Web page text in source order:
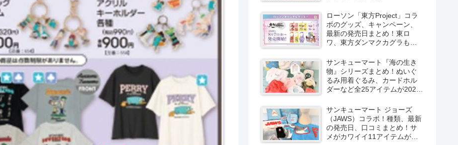
ローソン「東方Project」コラ
ボのグッズ、キャンペーン、
最新の発売日まとめ！東ロ
ワ、東方ダンマクカグラも！
LostWordのプラモ風アクキ
ー、カラビナ、クリアファイ
ルが2026/8/7より新発売！
サンキューマート『海の生き
物』シリーズまとめ！ぬいぐ
るみ用着ぐるみ、カードホル
ダーなど全25アイテムが2026
コミ！
サンキューマート ジョーズ
（JAWS）コラボ！種類、最新
の発売日、口コミまとめ！サ
メがカワイイ11アイテムが